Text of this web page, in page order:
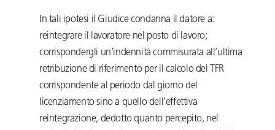
In tali ipotesi il Giudice condanna il datore a:
reintegrare il lavoratore nel posto di lavoro;
corrispondergli un’indennità commisurata all’ultima
retribuzione di riferimento per il calcolo del TFR
corrispondente al periodo dal giorno del
licenziamento sino a quello dell’effettiva
reintegrazione, dedotto quanto percepito, nel